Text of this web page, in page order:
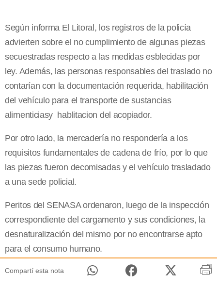
Según informa El Litoral, los registros de la policía
advierten sobre el no cumplimiento de algunas piezas
secuestradas respecto a las medidas esblecidas por
ley. Además, las personas responsables del traslado no
contarían con la documentación requerida, habilitación
del vehículo para el transporte de sustancias
alimenticiasy hablitacion del acopiador.
Por otro lado, la mercadería no respondería a los
requisitos fundamentales de cadena de frío, por lo que
las piezas fueron decomisadas y el vehículo trasladado
a una sede policial.
Peritos del SENASA ordenaron, luego de la inspección
correspondiente del cargamento y sus condiciones, la
desnaturalización del mismo por no encontrarse apto
para el consumo humano.
Compartí esta nota